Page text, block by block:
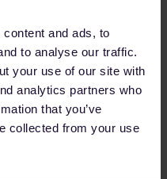
and ads, to
to analyse our traffic.
your use of our site with
analytics partners who
that you’ve
collected from your use